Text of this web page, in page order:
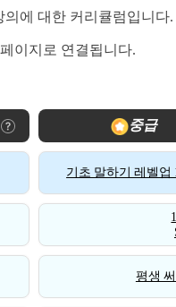
에 대한 커리큘럼입니다.
이지로 연결됩니다.
중급
기초 말하기 레벨업
평생